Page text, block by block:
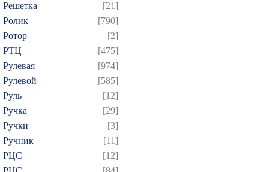
Решетка
[21]
Ролик
[790]
Ротор
[2]
РТЦ
[475]
Рулевая
[974]
Рулевой
[585]
Руль
[12]
Ручка
[29]
Ручки
[3]
Ручник
[11]
РЦC
[12]